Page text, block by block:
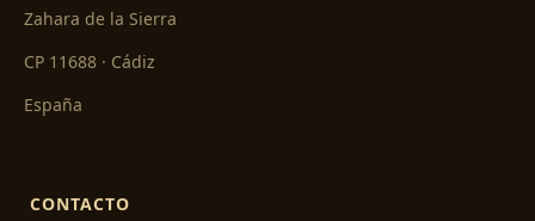
Zahara de la Sierra
CP 11688 · Cádiz
España
CONTACTO